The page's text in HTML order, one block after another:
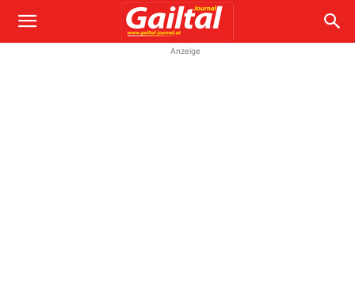
Anzeige